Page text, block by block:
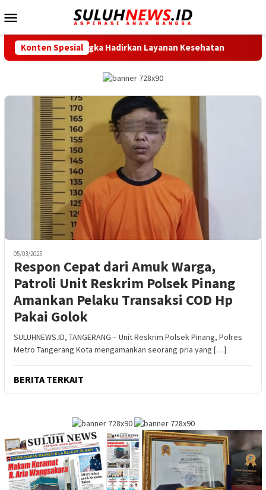
ke
Mobile
Konten Spesial
Nangka Hadirkan Layanan Kesehatan Menuju Race
05/03/2025
Respon Cepat dari Amuk Warga,
Patroli Unit Reskrim Polsek Pinang
Amankan Pelaku Transaksi COD Hp
Pakai Golok
SULUHNEWS.ID, TANGERANG – Unit Reskrim Polsek Pinang, Polres
Metro Tangerang Kota mengamankan seorang pria yang […]
BERITA TERKAIT